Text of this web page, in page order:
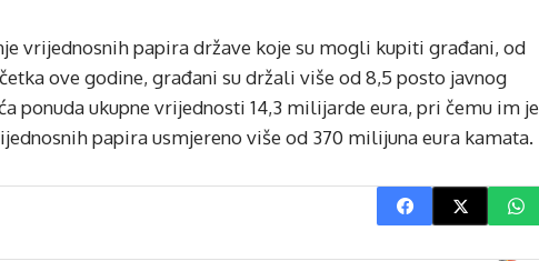
vrijednosnih papira države koje su mogli kupiti građani, od
ove godine, građani su držali više od 8,5 posto javnog
ponuda ukupne vrijednosti 14,3 milijarde eura, pri čemu im je
papira usmjereno više od 370 milijuna eura kamata.